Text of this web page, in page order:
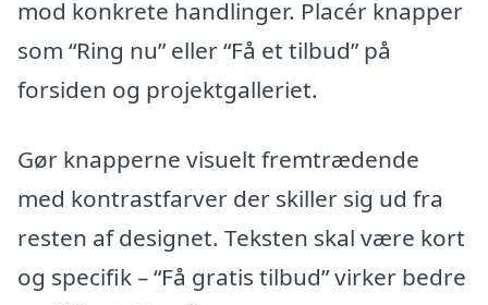
mod konkrete handlinger. Placér knapper
som “Ring nu” eller “Få et tilbud” på
forsiden og projektgalleriet.
Gør knapperne visuelt fremtrædende
med kontrastfarver der skiller sig ud fra
resten af designet. Teksten skal være kort
og specifik – “Få gratis tilbud” virker bedre